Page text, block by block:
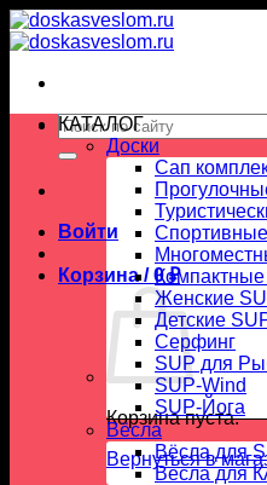
Skip
to
Искать:
Войти
Корзина /0₽
Корзина пуста.
Вернуться в
КАТАЛОГ
Доски
Сап
Компактные
Женские
Детские
Серфинг
SUP для
SUP-Wind
SUP-Йога
Вёсла
Вёсла для
Весла для